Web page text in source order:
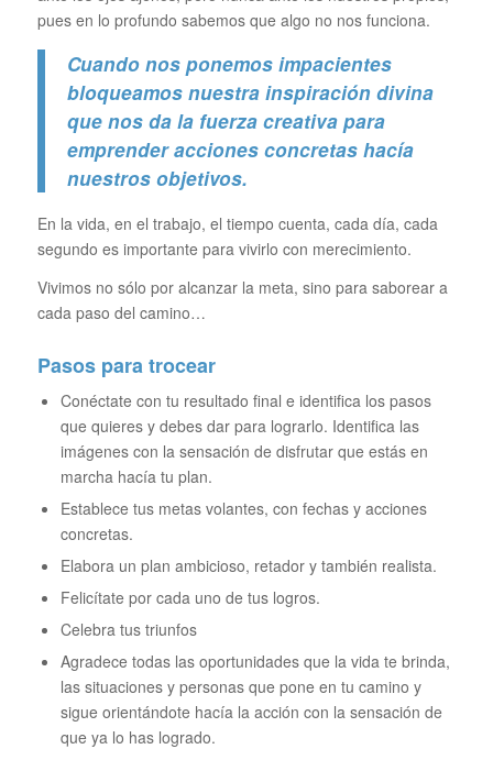
pues en lo profundo sabemos que algo no nos funciona.
Cuando nos ponemos impacientes
bloqueamos nuestra inspiración divina
que nos da la fuerza creativa para
emprender acciones concretas hacía
nuestros objetivos.
En la vida, en el trabajo, el tiempo cuenta, cada día, cada
segundo es importante para vivirlo con merecimiento.
Vivimos no sólo por alcanzar la meta, sino para saborear a
cada paso del camino…
Pasos para trocear
Conéctate con tu resultado final e identifica los pasos
que quieres y debes dar para lograrlo. Identifica las
imágenes con la sensación de disfrutar que estás en
marcha hacía tu plan.
Establece tus metas volantes, con fechas y acciones
concretas.
Elabora un plan ambicioso, retador y también realista.
Felicítate por cada uno de tus logros.
Celebra tus triunfos
Agradece todas las oportunidades que la vida te brinda,
las situaciones y personas que pone en tu camino y
sigue orientándote hacía la acción con la sensación de
que ya lo has logrado.